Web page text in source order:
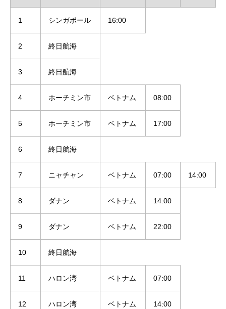
1 シンガポール 16:00
2 終日航海
3 終日航海
4 ホーチミン市 ベトナム 08:00
5 ホーチミン市 ベトナム 17:00
6 終日航海
7 ニャチャン ベトナム 07:00 14:00
8 ダナン ベトナム 14:00
9 ダナン ベトナム 22:00
10 終日航海
11 ハロン湾 ベトナム 07:00
12 ハロン湾 ベトナム 14:00